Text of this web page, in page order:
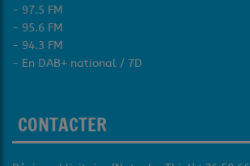
- 97.5 FM
- 95.6 FM
- 94.3 FM
- En DAB+ national / 7D
CONTACTER